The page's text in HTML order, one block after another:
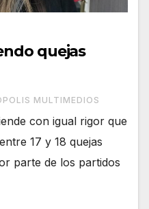
quejas
MULTIMEDIOS
con igual rigor que
17 y 18 quejas
parte de los partidos